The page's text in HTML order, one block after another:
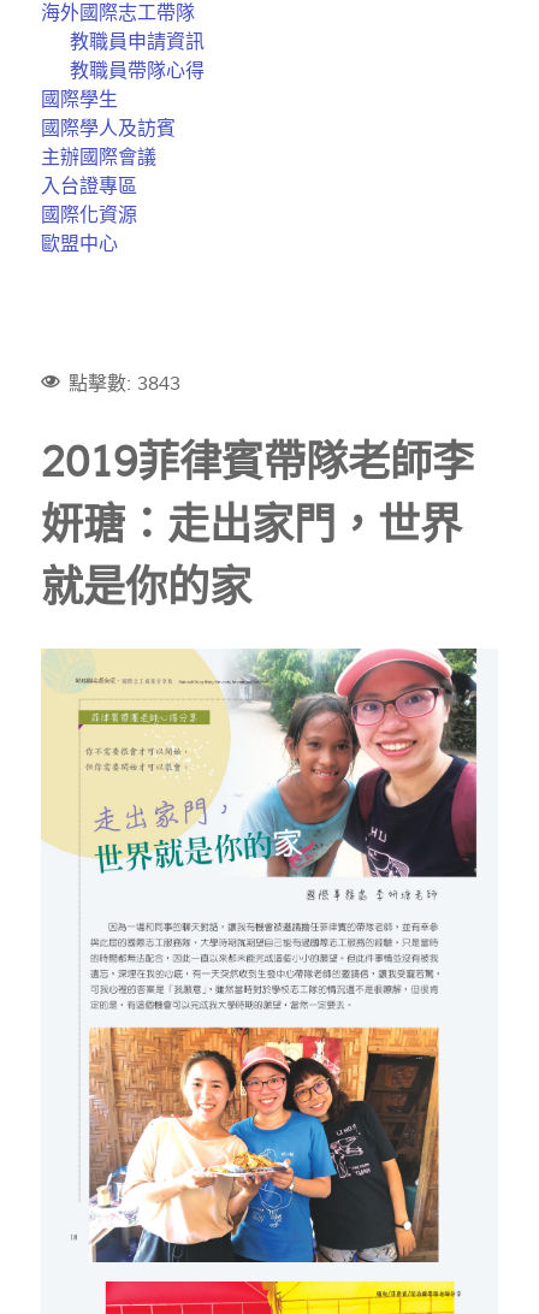
海外國際志工帶隊
教職員申請資訊
教職員帶隊心得
國際學生
國際學人及訪賓
主辦國際會議
入台證專區
國際化資源
歐盟中心
點擊數: 3843
2019菲律賓帶隊老師李
妍瑭：走出家門，世界
就是你的家